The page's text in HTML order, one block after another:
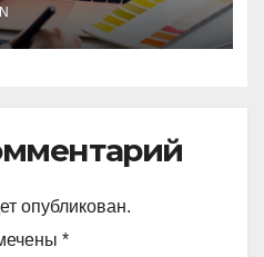
опубликован.
*